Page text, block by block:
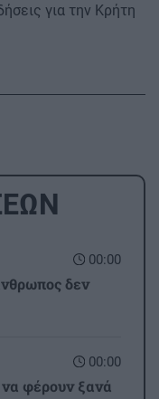
για την Κρήτη
00:00
δεν
00:00
φέρουν ξανά